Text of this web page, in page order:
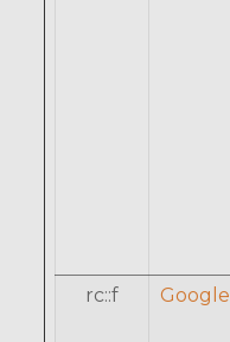
rc::f
Google